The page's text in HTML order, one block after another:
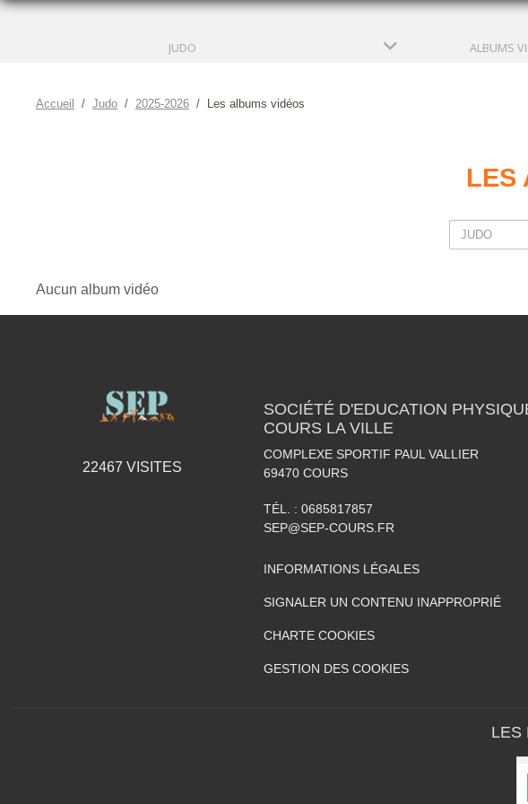
JUDO ALBUMS
Accueil Judo 2025-2026 Les albums vidéos
LES
Aucun album vidéo
22467 VISITES
SOCIÉTÉ D'EDUCATION
COURS LA VILLE
COMPLEXE SPORTIF PAUL VALLIER
69470 COURS
TÉL. : 0685817857
SEP@SEP-COURS.FR
INFORMATIONS LÉGALES
SIGNALER UN CONTENU INAPPROPRIÉ
CHARTE COOKIES
GESTION DES COOKIES
LES